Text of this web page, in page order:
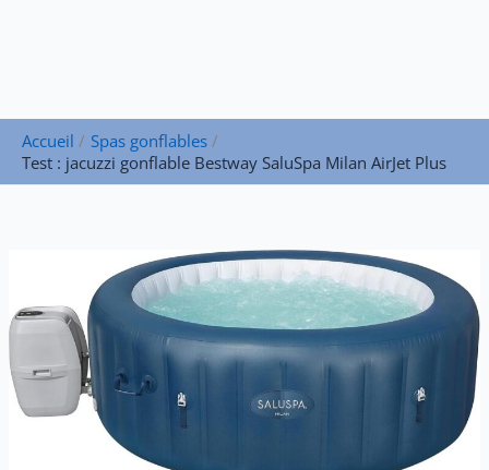
Accueil
Spas gonflables
Test : jacuzzi gonflable Bestway SaluSpa Milan AirJet Plus